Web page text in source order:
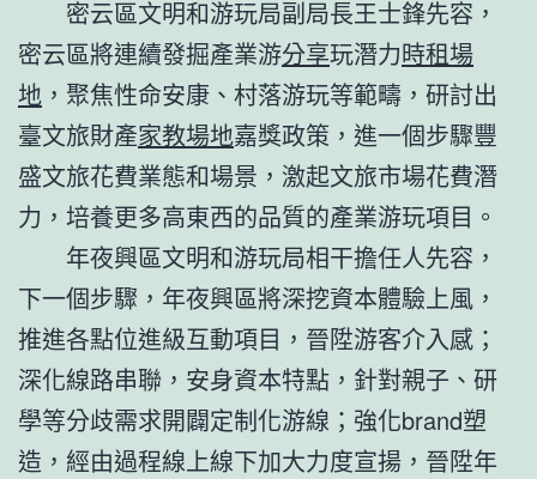
密云區文明和游玩局副局長王士鋒先容，
密云區將連續發掘產業游分享玩潛力時租場
地 ，聚焦性命安康、村落游玩等範疇，研討出
臺文旅財產家教場地嘉獎政策，進一個步驟豐
盛文旅花費業態和場景，激起文旅市場花費潛
力，培養更多高東西的品質的產業游玩項目。
年夜興區文明和游玩局相干擔任人先容，
下一個步驟，年夜興區將深挖資本體驗上風，
推進各點位進級互動項目，晉陞游客介入感；
深化線路串聯，安身資本特點，針對親子、研
學等分歧需求開闢定制化游線；強化brand塑
造，經由過程線上線下加大力度宣揚，晉陞年